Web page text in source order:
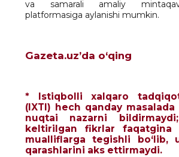
va samarali amaliy
platformasiga aylanishi mumkin.
Gazeta.uz’da o‘qing
* Istiqbolli xalqaro
(IXTI) hech qanday masalada
nuqtai nazarni
keltirilgan fikrlar faqatgina
mualliflarga tegishli bo‘lib,
qarashlarini aks ettirmaydi.